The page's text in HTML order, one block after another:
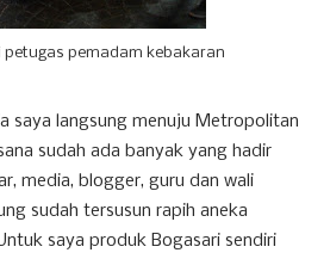
petugas pemadam kebakaran
saya langsung menuju Metropolitan
sudah ada banyak yang hadir
media, blogger, guru dan wali
sudah tersusun rapih aneka
saya produk Bogasari sendiri